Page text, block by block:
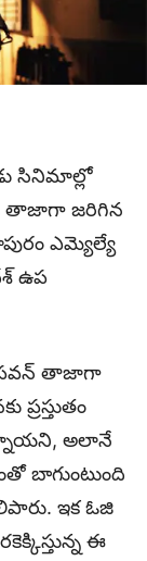
సినిమాల్లో
తాజాగా జరిగిన
ఎమ్యెల్యే
ఉప
పవన్ తాజాగా
అలానే
బాగుంటుంది
ఇక ఓజి
ఈ